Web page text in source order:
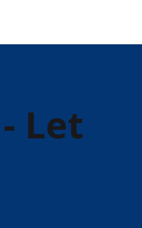
Let